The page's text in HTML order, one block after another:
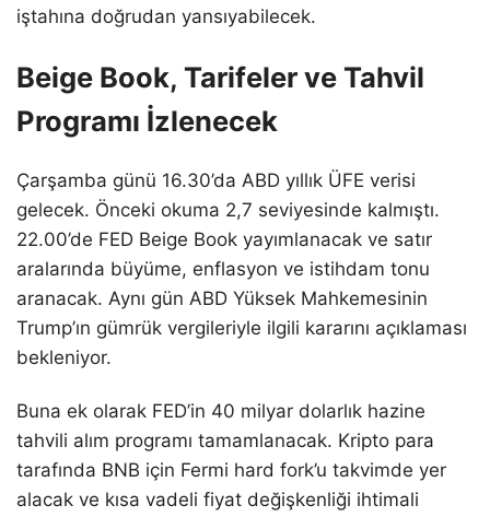
iştahına doğrudan yansıyabilecek.
Beige Book, Tarifeler ve Tahvil
Programı İzlenecek
Çarşamba günü 16.30’da ABD yıllık ÜFE verisi
gelecek. Önceki okuma 2,7 seviyesinde kalmıştı.
22.00’de FED Beige Book yayımlanacak ve satır
aralarında büyüme, enflasyon ve istihdam tonu
aranacak. Aynı gün ABD Yüksek Mahkemesinin
Trump’ın gümrük vergileriyle ilgili kararını açıklaması
bekleniyor.
Buna ek olarak FED’in 40 milyar dolarlık hazine
tahvili alım programı tamamlanacak. Kripto para
tarafında BNB için Fermi hard fork’u takvimde yer
alacak ve kısa vadeli fiyat değişkenliği ihtimali